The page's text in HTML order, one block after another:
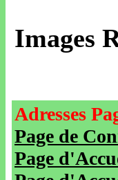
Images
Adresses
Page de
Page